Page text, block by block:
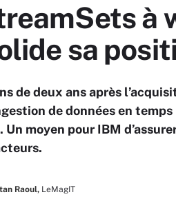
à
sa
de deux ans après
de données en
moyen pour IBM
Raoul, LeMagIT